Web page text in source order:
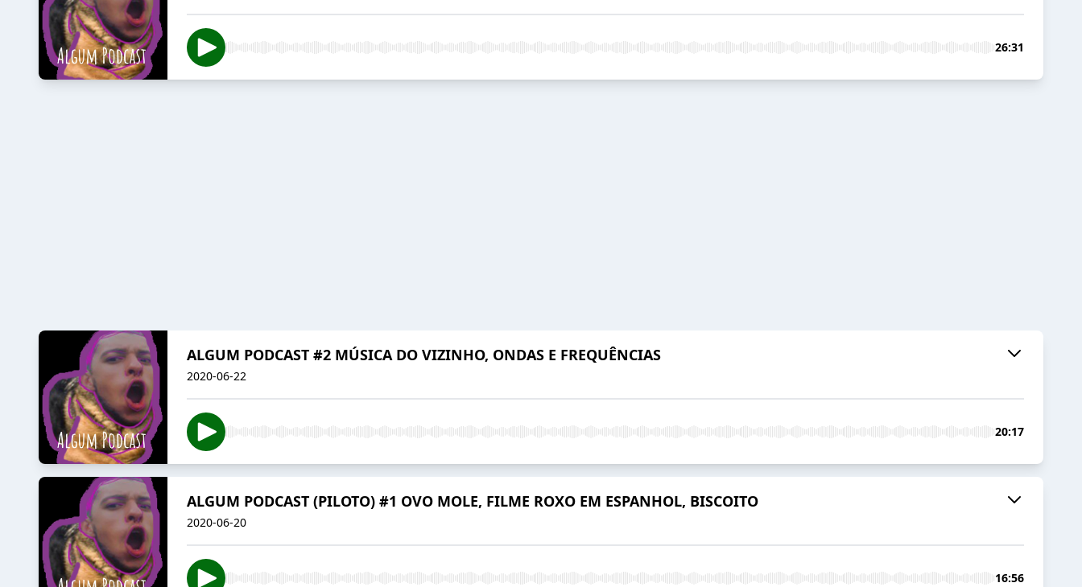
26:31
ALGUM PODCAST #2 MÚSICA DO VIZINHO, ONDAS E FREQUÊNCIAS
2020-06-22
20:17
ALGUM PODCAST (PILOTO) #1 OVO MOLE, FILME ROXO EM ESPANHOL, BISCOITO
2020-06-20
16:56